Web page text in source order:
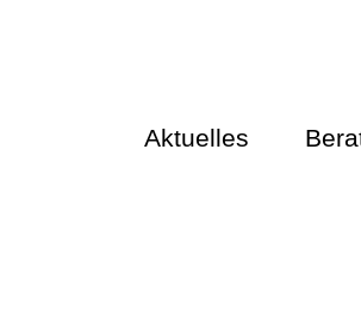
Aktuelles